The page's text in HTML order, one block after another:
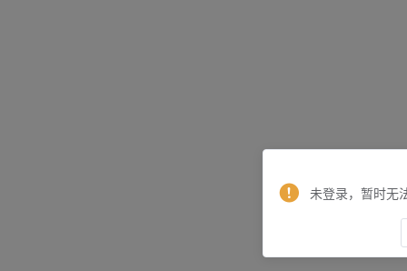
未登录，暂时无